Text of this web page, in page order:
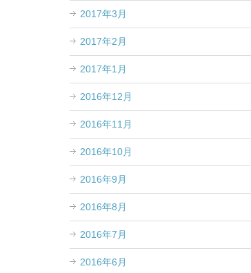
2017年3月
2017年2月
2017年1月
2016年12月
2016年11月
2016年10月
2016年9月
2016年8月
2016年7月
2016年6月